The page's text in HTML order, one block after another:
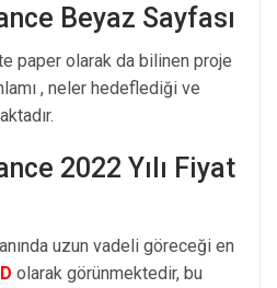
Beyaz Sayfası
paper olarak da bilinen proje
, neler hedeflediği ve
2022 Yılı Fiyat
uzun vadeli göreceği en
olarak görünmektedir, bu